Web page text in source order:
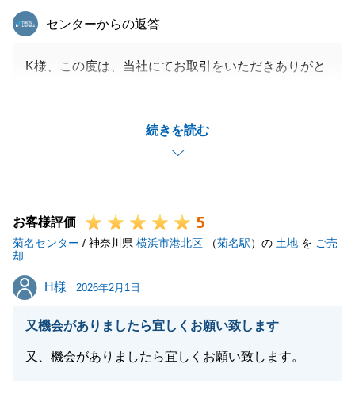
続きを読む
東急リバブル
センターからの返答
K様、この度は、当社にてお取引をいただきありがと
こと、大変ご迷惑をおかけし、申し訳ありませんでし
今後、ご指摘をいただいた事項を教訓にし、業務に取
引き続き、宜しくお願いいたします。
お客様評価 5
菊名センター / 神奈川県 横浜市港北区 （菊名駅）の 土地 を ご売
却
H様
H様 2026年2月1日
又機会がありましたら宜しくお願い致します
又、機会がありましたら宜しくお願い致します。